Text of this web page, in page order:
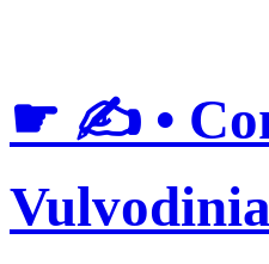
Mozilla Firefox
☛ ✍ •